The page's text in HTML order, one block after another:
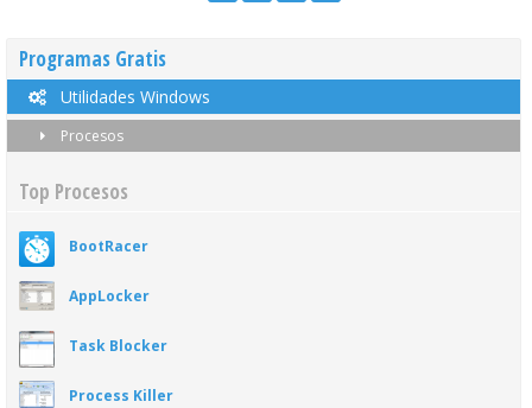
Programas Gratis
Utilidades Windows
Procesos
Top Procesos
BootRacer
AppLocker
Task Blocker
Process Killer